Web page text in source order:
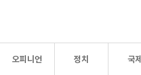
오피니언 정치 국제